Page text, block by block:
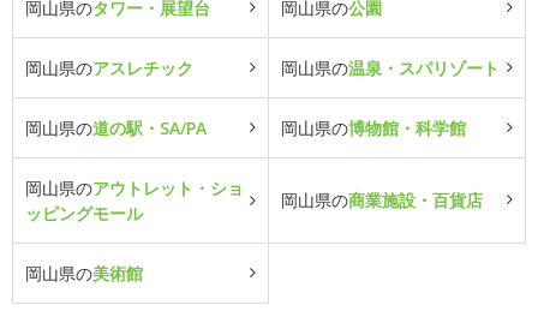
岡山県のタワー・展望台 岡山県の公園
岡山県のアスレチック 岡山県の温泉・スパリゾート
岡山県の道の駅・SA/PA 岡山県の博物館・科学館
岡山県のアウトレット・ショ
ッピングモール
岡山県の商業施設・百貨店
岡山県の美術館